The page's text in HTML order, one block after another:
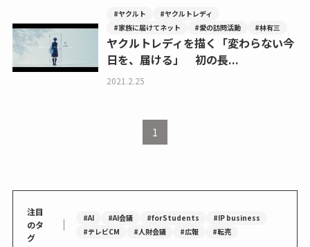
#ヤクルト
#ヤクルトレディ
#家族に届けてネット
#愛の訪問活動 #林有三
ヤクルトレディを描く「変わらない今
日を、届ける」 初の長...
2021.2.25
1
注目
のタ
グ
｜ #AI #AI会議 #forStudents
#IP business
#テレビCM
#人財会議 #広報 #転売